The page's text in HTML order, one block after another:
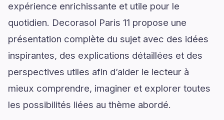
expérience enrichissante et utile pour le
quotidien. Decorasol Paris 11 propose une
présentation complète du sujet avec des idées
inspirantes, des explications détaillées et des
perspectives utiles afin d’aider le lecteur à
mieux comprendre, imaginer et explorer toutes
les possibilités liées au thème abordé.